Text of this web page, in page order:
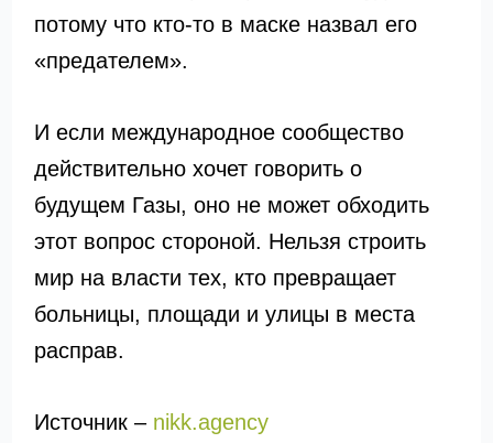
потому что кто-то в маске назвал его
«предателем».
И если международное сообщество
действительно хочет говорить о
будущем Газы, оно не может обходить
этот вопрос стороной. Нельзя строить
мир на власти тех, кто превращает
больницы, площади и улицы в места
расправ.
Источник – nikk.agency